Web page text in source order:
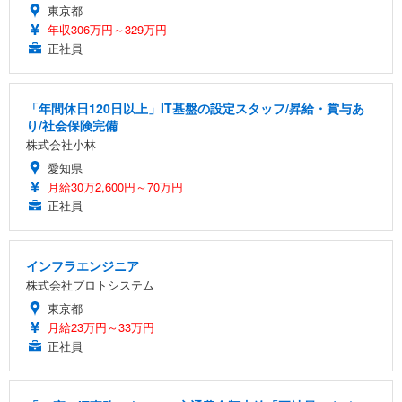
東京都
年収306万円～329万円
正社員
「年間休日120日以上」IT基盤の設定スタッフ/昇給・賞与あ
り/社会保険完備
株式会社小林
愛知県
月給30万2,600円～70万円
正社員
インフラエンジニア
株式会社プロトシステム
東京都
月給23万円～33万円
正社員